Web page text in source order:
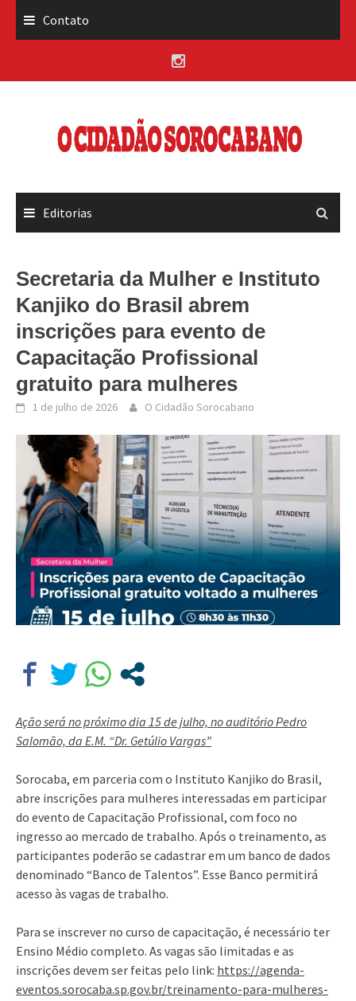
Contato
Editorias
Secretaria da Mulher e Instituto
Kanjiko do Brasil abrem
inscrições para evento de
Capacitação Profissional
gratuito para mulheres
1 de julho de 2026 O Cidadão Sorocabano
Ação será no próximo dia 15 de julho, no auditório Pedro
Salomão, da E.M. “Dr. Getúlio Vargas”
Sorocaba, em parceria com o Instituto Kanjiko do Brasil,
abre inscrições para mulheres interessadas em participar
do evento de Capacitação Profissional, com foco no
ingresso ao mercado de trabalho. Após o treinamento, as
participantes poderão se cadastrar em um banco de dados
denominado “Banco de Talentos”. Esse Banco permitirá
acesso às vagas de trabalho.
Para se inscrever no curso de capacitação, é necessário ter
Ensino Médio completo. As vagas são limitadas e as
inscrições devem ser feitas pelo link: https://agenda-
eventos.sorocaba.sp.gov.br/treinamento-para-mulheres-